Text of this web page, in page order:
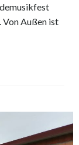
Außen ist